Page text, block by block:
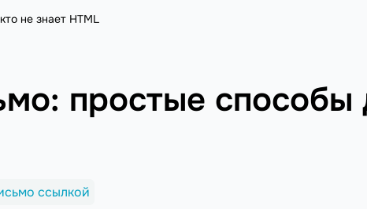
не знает HTML
простые способы
ссылкой